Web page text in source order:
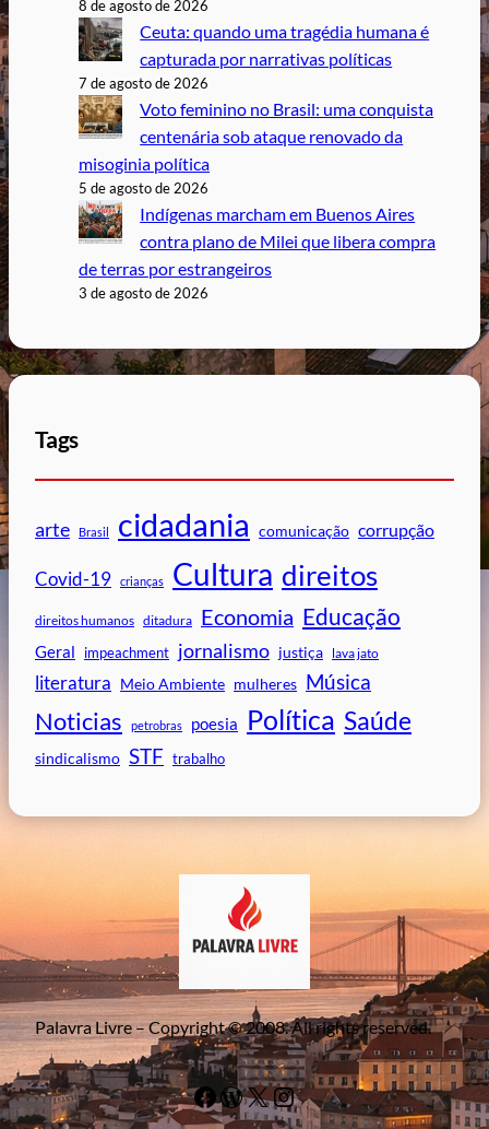
8 de agosto de 2026
Ceuta: quando uma tragédia humana é
capturada por narrativas políticas
7 de agosto de 2026
Voto feminino no Brasil: uma conquista
centenária sob ataque renovado da
misoginia política
5 de agosto de 2026
Indígenas marcham em Buenos Aires
contra plano de Milei que libera compra
de terras por estrangeiros
3 de agosto de 2026
Tags
arte Brasil cidadania comunicação corrupção
Covid-19 crianças Cultura direitos
direitos humanos ditadura Economia Educação
Geral impeachment jornalismo justiça lava jato
literatura Meio Ambiente mulheres Música
Noticias petrobras poesia Política Saúde
sindicalismo STF trabalho
Palavra Livre – Copyright © 2008. All rights reserved.
Facebook WordPress # Instagram